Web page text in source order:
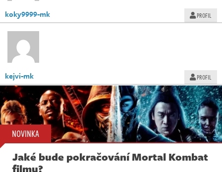
koky9999-mk PROFIL
kejvi-mk PROFIL
NOVINKA
Jaké bude pokračování Mortal Kombat
filmu?